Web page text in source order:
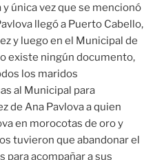
única vez que se mencionó
llegó a Puerto Cabello,
y luego en el Municipal de
existe ningún documento,
los maridos
al Municipal para
de Ana Pavlova a quien
en morocotas de oro y
tuvieron que abandonar el
para acompañar a sus